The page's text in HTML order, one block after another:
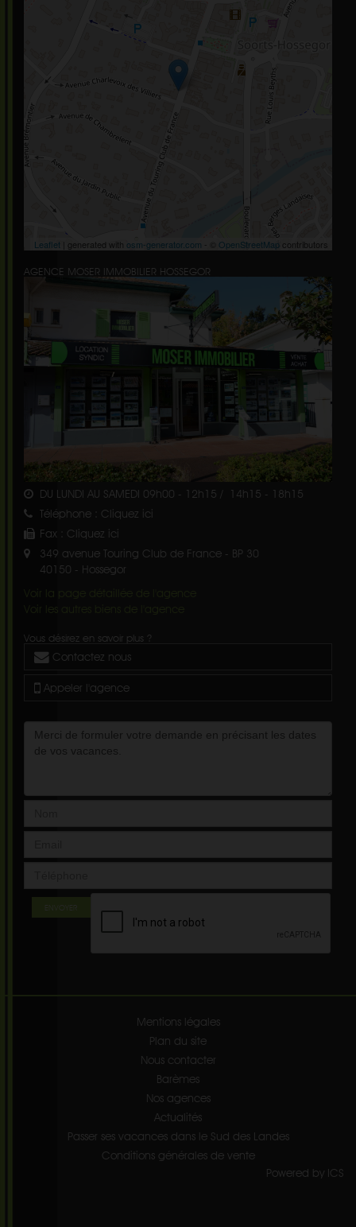
Leaflet | generated with osm-generator.com OpenStreetMap contributors
AGENCE MOSER IMMOBILIER HOSSEGOR
DU LUNDI AU SAMEDI 09h00 - 12h15 / 14h15 - 18h15
Téléphone : Cliquez ici
Fax : Cliquez ici
349 avenue Touring Club de France - BP 30
40150 - Hossegor
Voir la page détaillée de l'agence
Voir les autres biens de l'agence
Vous désirez en savoir plus ?
Contactez nous
Appeler l'agence
ENVOYER
Mentions légales
Plan du site
Nous contacter
Barèmes
Nos agences
Actualités
Passer ses vacances dans le Sud des Landes
Conditions générales de vente
Powered by ICS